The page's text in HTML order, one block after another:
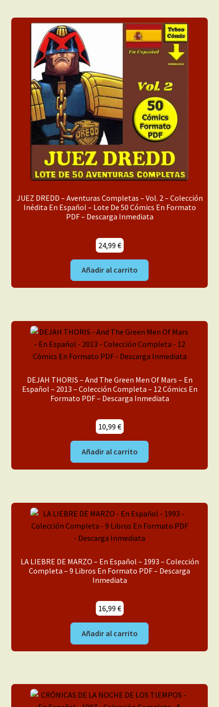
JUEZ DREDD – Aventuras Completas – Vol. 2 – Colección
Inédita En Español – Lote De 50 Cómics En Formato
PDF – Descarga Inmediata
24,99 €
Añadir al carrito
DEJAH THORIS – And The Green Men Of Mars – En
Español – 2013 – Colección Completa – 12 Cómics En
Formato PDF – Descarga Inmediata
10,99 €
Añadir al carrito
LA LIEBRE DE MARZO – En Español – 1993 – Colección
Completa – 9 Libros En Formato PDF – Descarga
Inmediata
16,99 €
Añadir al carrito